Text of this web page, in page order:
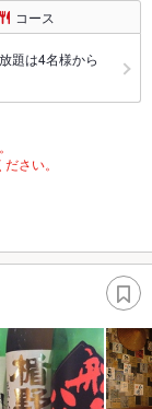
コース
題は4名様から
さい。